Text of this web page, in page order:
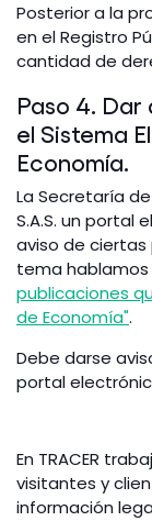
Posterior a la
en el Registro
cantidad de
Paso 4.
el Sistema
Economía.
La Secretaría
S.A.S. un portal
aviso de
tema
publicaciones
de Economía".
Debe darse
portal
En TRACER
visitantes y
información